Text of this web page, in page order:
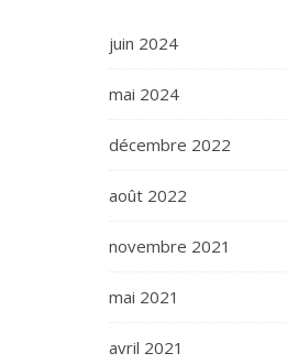
juin 2024
mai 2024
décembre 2022
août 2022
novembre 2021
mai 2021
avril 2021